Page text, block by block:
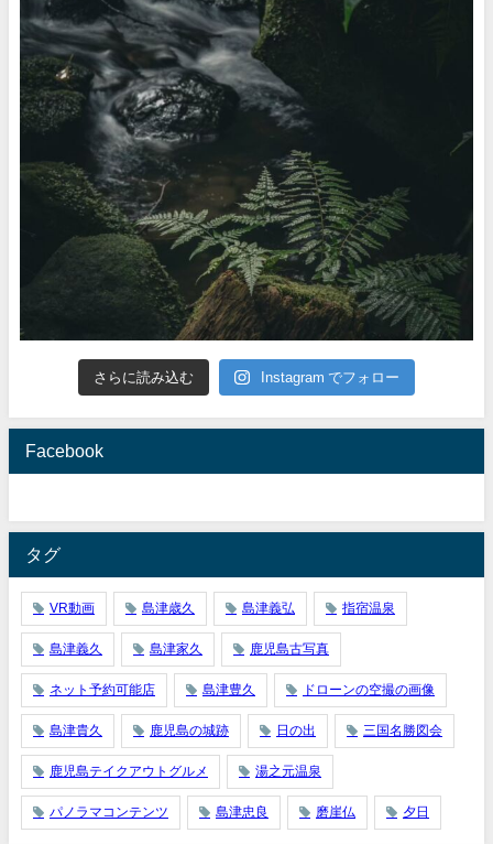
さらに読み込む Instagram でフォロー
Facebook
タグ
VR動画 島津歳久 島津義弘 指宿温泉
島津義久 島津家久 鹿児島古写真
ネット予約可能店 島津豊久 ドローンの空撮の画像
島津貴久 鹿児島の城跡 日の出 三国名勝図会
鹿児島テイクアウトグルメ 湯之元温泉
パノラマコンテンツ 島津忠良 磨崖仏 夕日